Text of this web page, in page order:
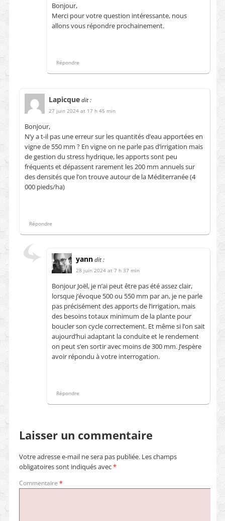
Bonjour,
Merci pour votre question intéressante, nous
allons vous répondre prochainement.
Répondre
Lapicque dit :
27 juin 2024 at 17 h 45 min
Bonjour,
N’y a t-il pas une erreur sur les quantités d’eau apportées en
vigne de 550 mm ? En vigne on ne parle pas d’irrigation mais
de gestion du stress hydrique, les apports sont peu
fréquents et dépassent rarement les 200 mm annuels sur
des densités que l’on trouve autour de la Méditerranée (4
000 pieds/ha)
Répondre
yann dit :
28 juin 2024 at 7 h 37 min
Bonjour Joël, je n’ai peut être pas été assez clair,
lorsque j’évoque 500 ou 550 mm par an, je ne parle
pas précisément des apports de l’irrigation, mais
des besoins totaux minimum de la plante pour
boucler son cycle correctement. Et même si l’on sait
aujourd’hui adaptant la conduite et le rendement
on peut s’en sortir avec moins de 300 mm. J’espère
avoir répondu à votre interrogation.
Répondre
Laisser un commentaire
Votre adresse e-mail ne sera pas publiée. Les champs
obligatoires sont indiqués avec*
Commentaire *